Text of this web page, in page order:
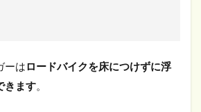
ーはロードバイクを床につけずに浮
きます